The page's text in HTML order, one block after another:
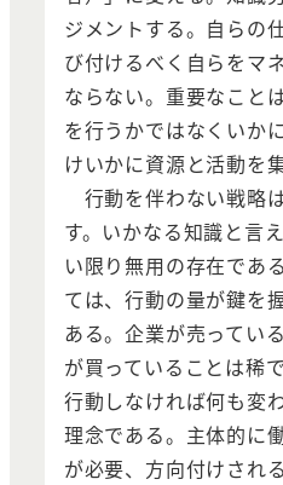
ジメントする。自らの
び付けるべく自らをマ
ならない。重要なこと
を行うかではなくいか
けいかに資源と活動を
行動を伴わない戦略
す。いかなる知識と言
い限り無用の存在であ
ては、行動の量が鍵を
ある。企業が売ってい
が買っていることは稀
行動しなければ何も変
理念である。主体的に
が必要、方向付けされ